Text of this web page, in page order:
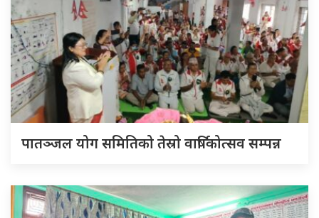
पातञ्जल योग समितिको तेस्रो वार्षिकोत्सव सम्पन्न